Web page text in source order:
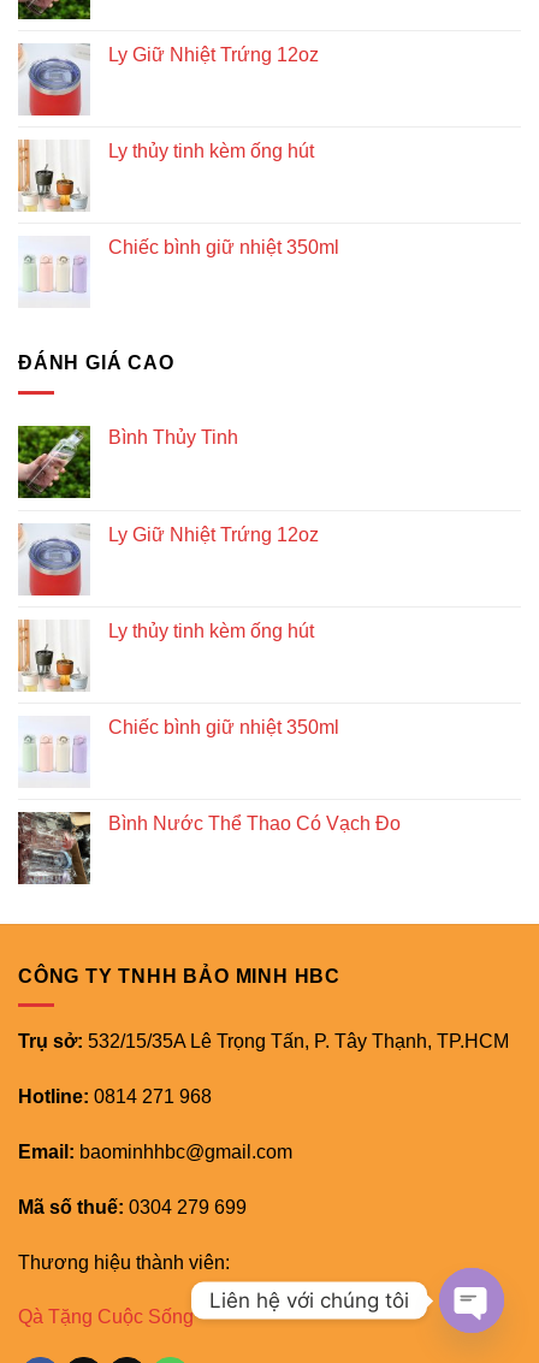
Ly Giữ Nhiệt Trứng 12oz
Ly thủy tinh kèm ống hút
Chiếc bình giữ nhiệt 350ml
ĐÁNH GIÁ CAO
Bình Thủy Tinh
Ly Giữ Nhiệt Trứng 12oz
Ly thủy tinh kèm ống hút
Chiếc bình giữ nhiệt 350ml
Bình Nước Thể Thao Có Vạch Đo
CÔNG TY TNHH BẢO MINH HBC
Trụ sở: 532/15/35A Lê Trọng Tấn, P. Tây Thạnh, TP.HCM
Hotline: 0814 271 968
Email: baominhhbc@gmail.com
Mã số thuế: 0304 279 699
Thương hiệu thành viên:
Qà Tặng Cuộc Sống
Liên hệ với chúng tôi